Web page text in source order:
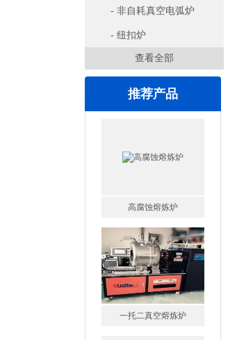
- 非自耗真空电弧炉
- 纽扣炉
查看全部
推荐产品
一托二真空熔炼炉